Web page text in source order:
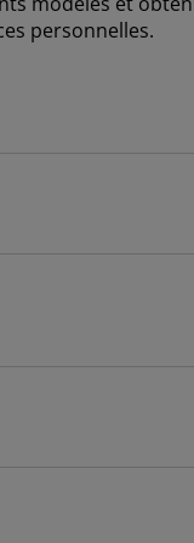
personnelles.